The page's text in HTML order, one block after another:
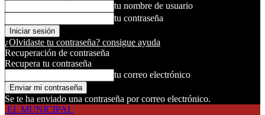
tu nombre de usuario
tu contraseña
¿Olvidaste tu contraseña? consigue ayuda
Recuperación de contraseña
Recupera tu contraseña
tu correo electrónico
Se te ha enviado una contraseña por correo electrónico.
EL MUNICIPAL